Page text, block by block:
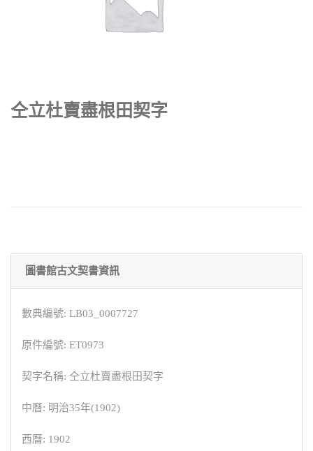
仝立杜賣盡根田契字
圖書館古文契書資訊
數典編號: LB03_0007727
原件編號: ET0973
契字名稱: 仝立杜賣盡根田契字
中曆: 明治35年(1902)
西曆: 1902